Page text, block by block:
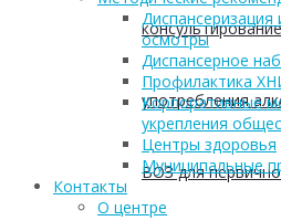
употребления
ВОЗ для
Диспансеризация
осмотры
Диспансерное
Профилактика
Корпоративные
укрепления
Центры здоровья
Муниципальные
Контакты
О центре